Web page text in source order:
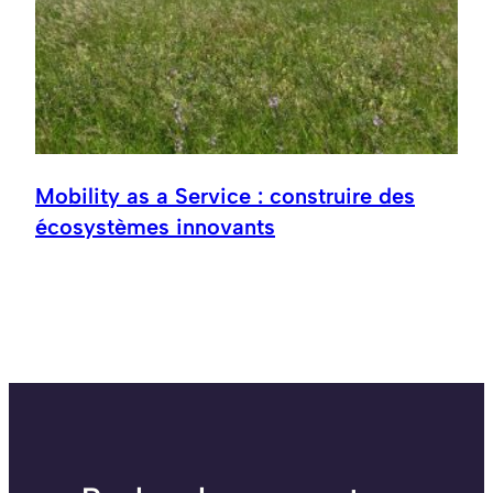
Mobility as a Service : construire des
écosystèmes innovants